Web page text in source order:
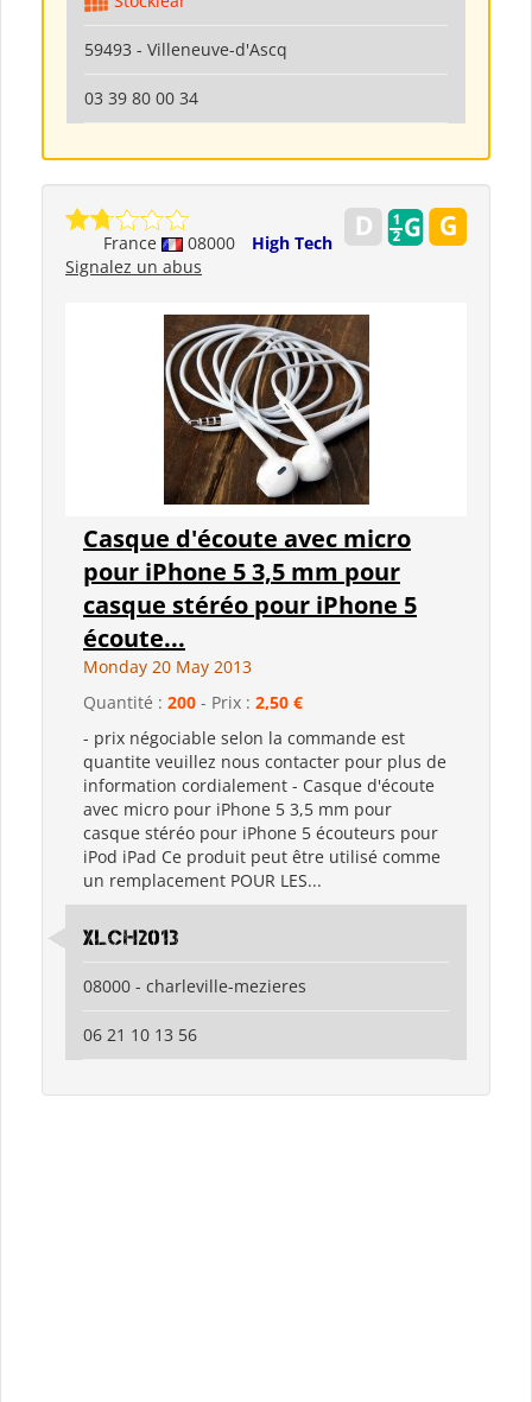
59493 - Villeneuve-d'Ascq
03 39 80 00 34
France 08000
High Tech
Signalez un abus
Casque d'écoute avec micro
pour iPhone 5 3,5 mm pour
casque stéréo pour iPhone 5
écoute...
Monday 20 May 2013
Quantité : 200 - Prix : 2,50 €
- prix négociable selon la commande est
quantite veuillez nous contacter pour plus de
information cordialement - Casque d'écoute
avec micro pour iPhone 5 3,5 mm pour
casque stéréo pour iPhone 5 écouteurs pour
iPod iPad Ce produit peut être utilisé comme
un remplacement POUR LES...
XLCH2013
08000 - charleville-mezieres
06 21 10 13 56